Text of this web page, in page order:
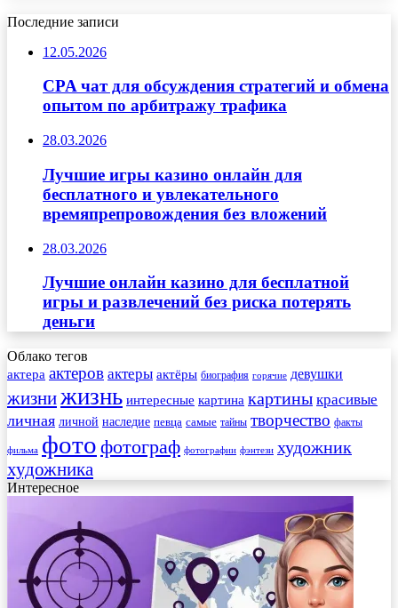
Последние записи
12.05.2026
CPA чат для обсуждения стратегий и обмена
опытом по арбитражу трафика
28.03.2026
Лучшие игры казино онлайн для
бесплатного и увлекательного
времяпрепровождения без вложений
28.03.2026
Лучшие онлайн казино для бесплатной
игры и развлечений без риска потерять
деньги
Облако тегов
актера актеров актеры актёры биография горячие девушки
жизнижизнь интересные картина картины красивые
личная личной наследие певца самые тайны творчество факты
фильма фото фотограф фотографии фэнтези художник
художника
Интересное